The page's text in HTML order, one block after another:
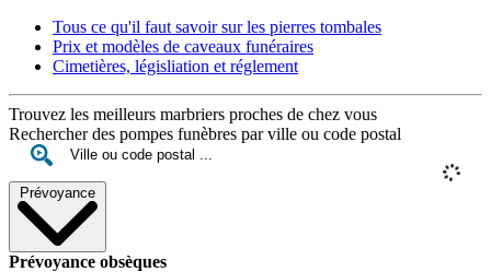
Tous ce qu'il faut savoir sur les pierres tombales
Prix et modèles de caveaux funéraires
Cimetières, législiation et réglement
Trouvez les meilleurs marbriers proches de chez vous
Rechercher des pompes funèbres par ville ou code postal
Prévoyance
Prévoyance obsèques